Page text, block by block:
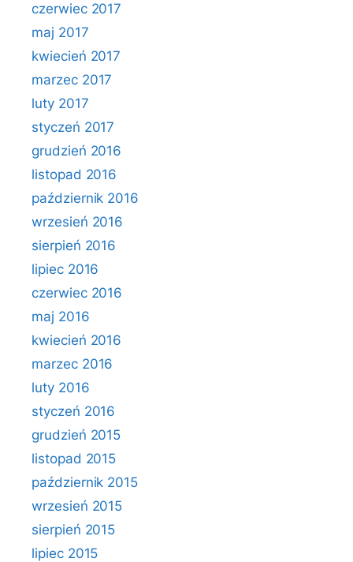
czerwiec 2017
maj 2017
kwiecień 2017
marzec 2017
luty 2017
styczeń 2017
grudzień 2016
listopad 2016
październik 2016
wrzesień 2016
sierpień 2016
lipiec 2016
czerwiec 2016
maj 2016
kwiecień 2016
marzec 2016
luty 2016
styczeń 2016
grudzień 2015
listopad 2015
październik 2015
wrzesień 2015
sierpień 2015
lipiec 2015